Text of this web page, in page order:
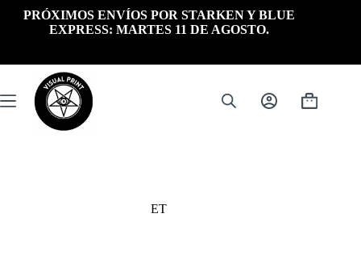
PRÓXIMOS ENVÍOS POR STARKEN Y BLUE
EXPRESS: MARTES 11 DE AGOSTO.
Carrito
ET